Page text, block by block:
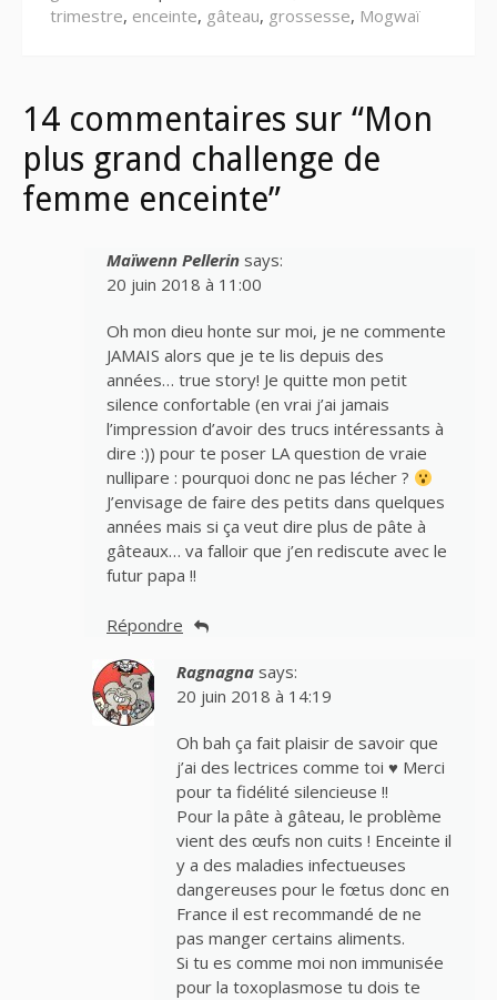
trimestre, enceinte, gâteau, grossesse, Mogwaï
14 commentaires sur “Mon
plus grand challenge de
femme enceinte”
Maïwenn Pellerin says:
20 juin 2018 à 11:00
Oh mon dieu honte sur moi, je ne commente
JAMAIS alors que je te lis depuis des
années… true story! Je quitte mon petit
silence confortable (en vrai j’ai jamais
l’impression d’avoir des trucs intéressants à
dire :)) pour te poser LA question de vraie
nullipare : pourquoi donc ne pas lécher ?
J’envisage de faire des petits dans quelques
années mais si ça veut dire plus de pâte à
gâteaux… va falloir que j’en rediscute avec le
futur papa !!
Répondre
Ragnagna says:
20 juin 2018 à 14:19
Oh bah ça fait plaisir de savoir que
j’ai des lectrices comme toi ♥ Merci
pour ta fidélité silencieuse !!
Pour la pâte à gâteau, le problème
vient des œufs non cuits ! Enceinte il
y a des maladies infectueuses
dangereuses pour le fœtus donc en
France il est recommandé de ne
pas manger certains aliments.
Si tu es comme moi non immunisée
pour la toxoplasmose tu dois te